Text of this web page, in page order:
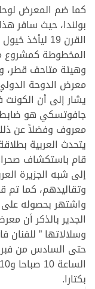
كما ضم المعرض
بولندا، حيث سافر
القرن 19
المخطوطة كمشروع
وهيئة متاحف قطر،
معرض الدوحة الدولي
يشار إلى أن
جافوتسكي هو ضابط
معروف وفضلاً عن
يتحدث العربية
قام باستكشاف
إلى شبه الجزيرة
واشتهر بحصوله على
الجدير بالذكر أن
وسلالاتها ”
حتى السادس من
بكتارا.